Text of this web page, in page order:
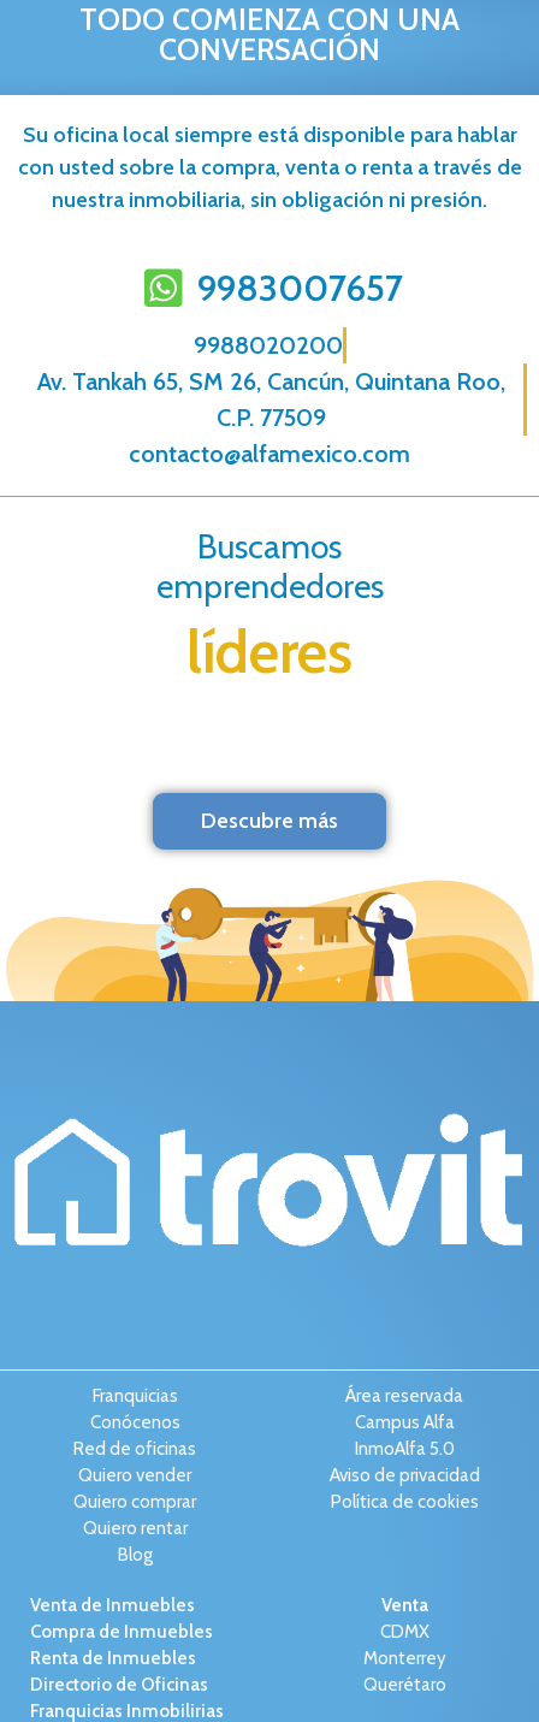
TODO COMIENZA CON UNA
CONVERSACIÓN
Su oficina local siempre está disponible para hablar
con usted sobre la compra, venta o renta a través de
nuestra inmobiliaria, sin obligación ni presión.
9983007657
9988020200
Av. Tankah 65, SM 26, Cancún, Quintana Roo,
C.P. 77509
contacto@alfamexico.com
Buscamos
emprendedores
líderes
Descubre más
Franquicias
Conócenos
Red de oficinas
Quiero vender
Quiero comprar
Quiero rentar
Blog
Área reservada
Campus Alfa
InmoAlfa 5.0
Aviso de privacidad
Política de cookies
Venta de Inmuebles
Compra de Inmuebles
Renta de Inmuebles
Directorio de Oficinas
Franquicias Inmobilirias
Venta
CDMX
Monterrey
Querétaro